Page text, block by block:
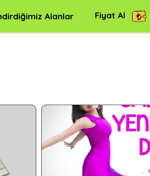
Alanlar Fiyat Al